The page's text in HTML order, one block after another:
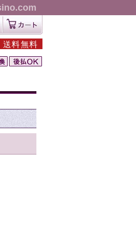
送料無料